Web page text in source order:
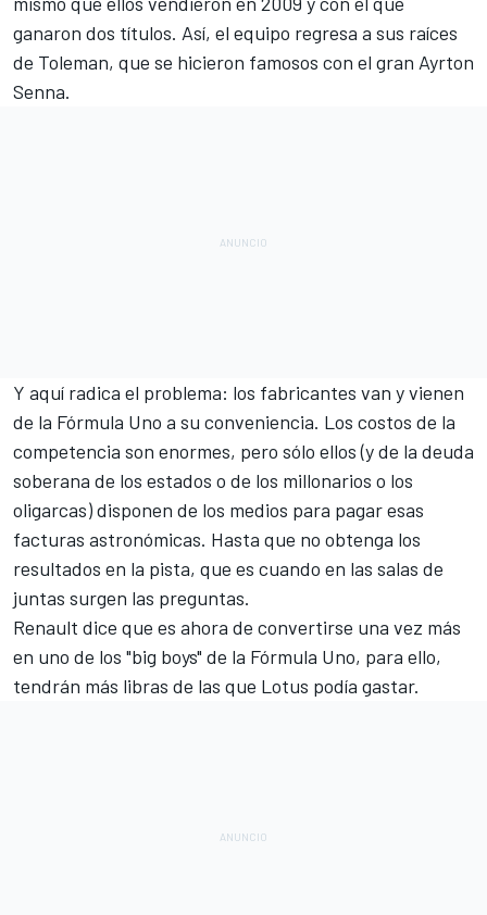
ganaron dos títulos. Así, el equipo regresa a sus raíces
de Toleman, que se hicieron famosos con el gran Ayrton
Senna.
Y aquí radica el problema: los fabricantes van y vienen
de la Fórmula Uno a su conveniencia. Los costos de la
competencia son enormes, pero sólo ellos (y de la deuda
soberana de los estados o de los millonarios o los
oligarcas) disponen de los medios para pagar esas
facturas astronómicas. Hasta que no obtenga los
resultados en la pista, que es cuando en las salas de
juntas surgen las preguntas.
Renault dice que es ahora de convertirse una vez más
en uno de los "big boys" de la Fórmula Uno, para ello,
tendrán más libras de las que Lotus podía gastar.